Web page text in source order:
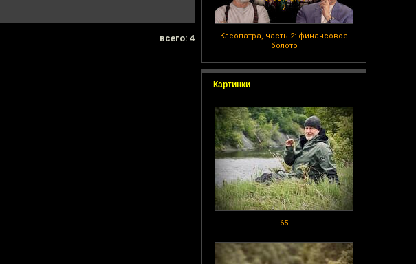
Клеопатра, часть 2: финансовое
болото
Картинки
65
всего: 4